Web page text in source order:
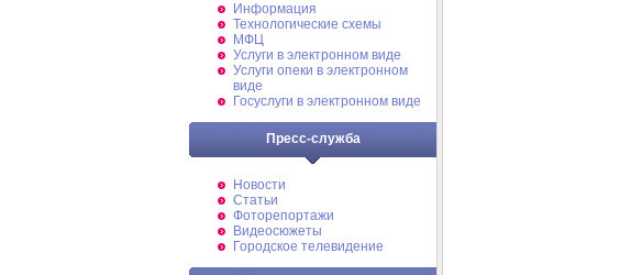
Информация
Технологические схемы
МФЦ
Услуги в электронном виде
Услуги опеки в электронном
виде
Госуслуги в электронном виде
Пресс-служба
Новости
Статьи
Фоторепортажи
Видеосюжеты
Городское телевидение